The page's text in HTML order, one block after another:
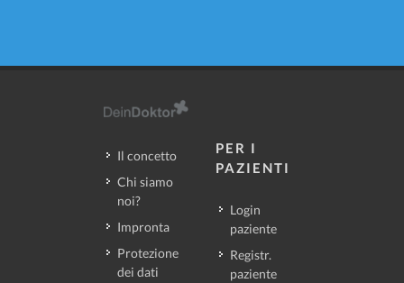
Il concetto
Chi siamo
noi?
Impronta
Protezione
dei dati
PER I
PAZIENTI
Login
paziente
Registr.
paziente